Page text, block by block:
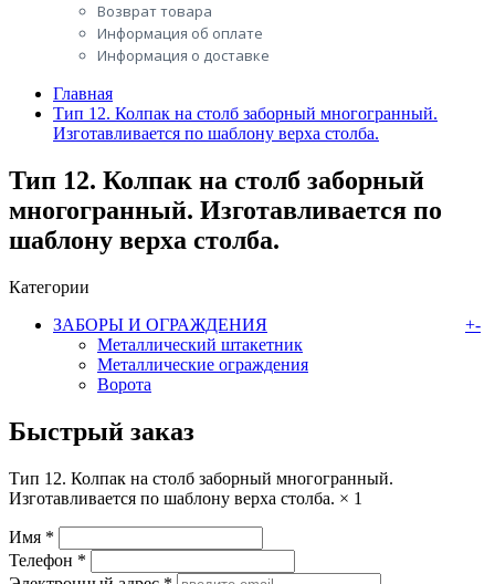
Возврат товара
Информация об оплате
Информация о доставке
Главная
Тип 12. Колпак на столб заборный многогранный.
Изготавливается по шаблону верха столба.
Тип 12. Колпак на столб заборный
многогранный. Изготавливается по
шаблону верха столба.
Категории
ЗАБОРЫ И ОГРАЖДЕНИЯ
+-
Металлический штакетник
Металлические ограждения
Ворота
Быстрый заказ
Тип 12. Колпак на столб заборный многогранный.
Изготавливается по шаблону верха столба. × 1
Имя *
Телефон *